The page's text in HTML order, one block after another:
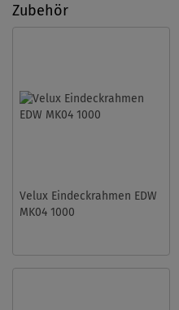
Zubehör
Velux Eindeckrahmen EDW
MK04 1000